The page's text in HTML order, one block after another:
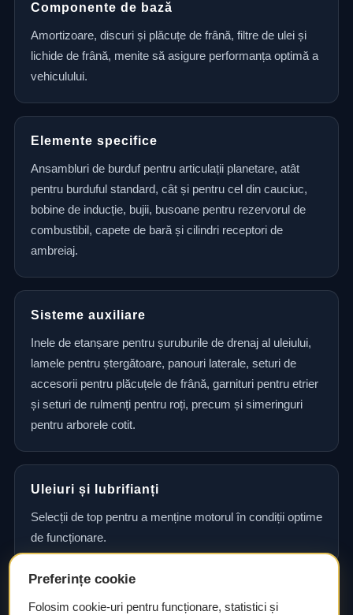
Componente de bază
Amortizoare, discuri și plăcuțe de frână, filtre de ulei și
lichide de frână, menite să asigure performanța optimă a
vehiculului.
Elemente specifice
Ansambluri de burduf pentru articulații planetare, atât
pentru burduful standard, cât și pentru cel din cauciuc,
bobine de inducție, bujii, busoane pentru rezervorul de
combustibil, capete de bară și cilindri receptori de
ambreiaj.
Sisteme auxiliare
Inele de etanșare pentru șuruburile de drenaj al uleiului,
lamele pentru ștergătoare, panouri laterale, seturi de
accesorii pentru plăcuțele de frână, garnituri pentru etrier
și seturi de rulmenți pentru roți, precum și simeringuri
pentru arborele cotit.
Uleiuri și lubrifianți
Selecții de top pentru a menține motorul în condiții optime
de funcționare.
Consultanță și asistență tehnică
Preferințe cookie
Folosim cookie-uri pentru funcționare, statistici și